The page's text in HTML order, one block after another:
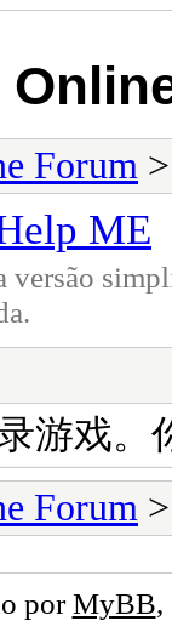
Forum
ME
versão
游戏。
Forum
porMyBB,